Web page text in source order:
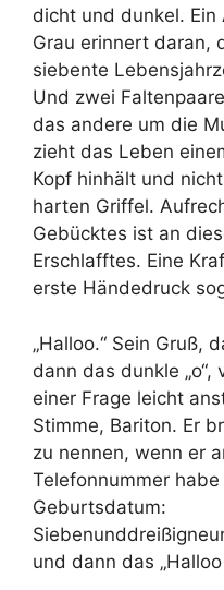
dicht und dunkel. Ein
Grau erinnert daran,
siebente
Und zwei
das andere um die
zieht das Leben
Kopf hinhält und
harten Griffel.
Gebücktes ist an
Erschlafftes. Eine
erste Händedruck
„Halloo.“ Sein Gruß,
dann das dunkle
einer Frage leicht
Stimme, Bariton. Er
zu nennen, wenn er
Telefonnummer
Geburtsdatum:
und dann das